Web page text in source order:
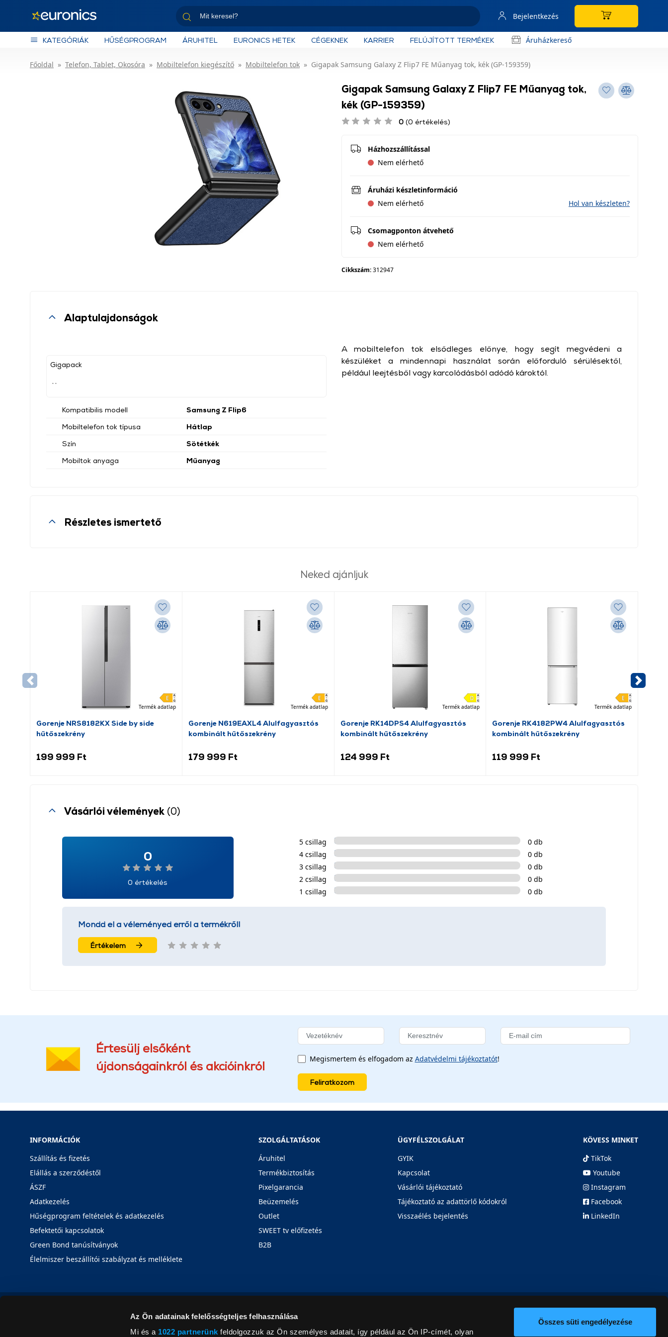
Az Ön adatainak felelősségteljes felhasználása
Mi és a 1022 partnerünk feldolgozzuk az Ön személyes adatait, így például az Ön IP-címét, olyan
Összes süti engedélyezése
Bejelentkezés
KATEGÓRIÁK HŰSÉGPROGRAM ÁRUHITEL EURONICS HETEK CÉGEKNEK KARRIER FELÚJÍTOTT TERMÉKEK Áruházkereső
Főoldal Telefon, Tablet, Okosóra Mobiltelefon kiegészítő Mobiltelefon tok Gigapak Samsung Galaxy Z Flip7 FE Műanyag tok, kék (GP-159359)
Gigapak Samsung Galaxy Z Flip7 FE Műanyag tok,
kék (GP-159359)
0 (0 értékelés)
Házhozszállítással
Nem elérhető
Áruházi készletinformáció
Nem elérhető
Hol van készleten?
Csomagponton átvehető
Nem elérhető
Cikkszám:312947
Alaptulajdonságok
Gigapack
Kompatibilis modell
Samsung Z Flip6
Mobiltelefon tok típusa
Hátlap
Szín
Sötétkék
Mobiltok anyaga
Műanyag
A mobiltelefon tok elsődleges előnye, hogy segít megvédeni a
készüléket a mindennapi használat során előforduló sérülésektől,
például leejtésből vagy karcolódásból adódó károktól.
Részletes ismertető
Neked ajánljuk
Termék adatlap
Gorenje NRS8182KX Side by side
hűtőszekrény
199 999 Ft
Termék adatlap
Gorenje N619EAXL4 Alulfagyasztós
kombinált hűtőszekrény
179 999 Ft
Termék adatlap
Gorenje RK14DPS4 Alulfagyasztós
kombinált hűtőszekrény
124 999 Ft
Termék adatlap
Gorenje RK4182PW4 Alulfagyasztós
kombinált hűtőszekrény
119 999 Ft
Vásárlói vélemények (0)
0
0 értékelés
5 csillag
0 db
4 csillag
0 db
3 csillag
0 db
2 csillag
0 db
1 csillag
0 db
Mondd el a véleményed erről a termékről!
Értékelem
Értesülj elsőként
újdonságainkról és akcióinkról
Megismertem és elfogadom az Adatvédelmi tájékoztatót!
Feliratkozom
INFORMÁCIÓK
Szállítás és fizetés
Elállás a szerződéstől
ÁSZF
Adatkezelés
Hűségprogram feltételek és adatkezelés
Befektetői kapcsolatok
Green Bond tanúsítványok
Élelmiszer beszállítói szabályzat és melléklete
SZOLGÁLTATÁSOK
Áruhitel
Termékbiztosítás
Pixelgarancia
Beüzemelés
Outlet
SWEET tv előfizetés
B2B
ÜGYFÉLSZOLGÁLAT
GYIK
Kapcsolat
Vásárlói tájékoztató
Tájékoztató az adattörlő kódokról
Visszaélés bejelentés
KÖVESS MINKET
TikTok
Youtube
Instagram
Facebook
LinkedIn